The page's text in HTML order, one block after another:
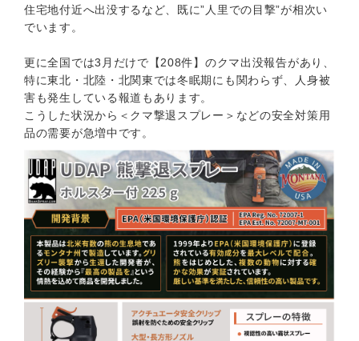
住宅地付近へ出没するなど、既に”人里での目撃”が相次い
でいます。
更に全国では3月だけで【208件】のクマ出没報告があり、
特に東北・北陸・北関東では冬眠期にも関わらず、人身被
害も発生している報道もあります。
こうした状況から＜クマ撃退スプレー＞などの安全対策用
品の需要が急増中です。